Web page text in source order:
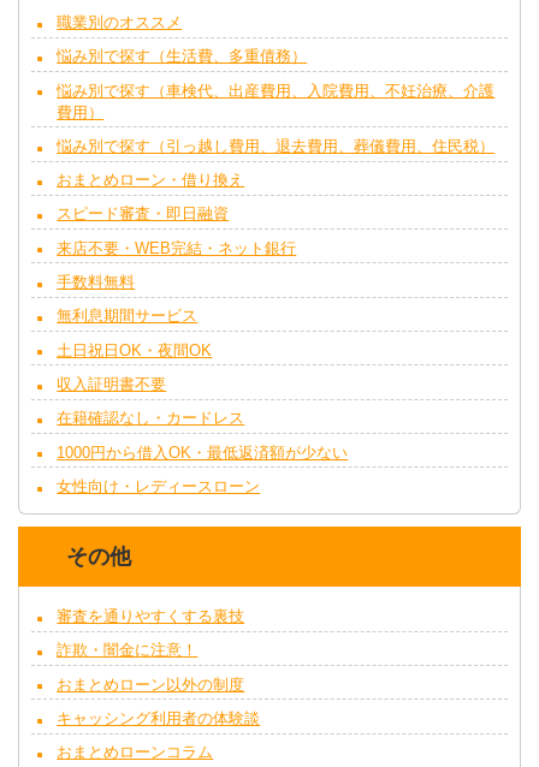
職業別のオススメ
悩み別で探す（生活費、多重債務）
悩み別で探す（車検代、出産費用、入院費用、不妊治療、介護
費用）
悩み別で探す（引っ越し費用、退去費用、葬儀費用、住民税）
おまとめローン・借り換え
スピード審査・即日融資
来店不要・WEB完結・ネット銀行
手数料無料
無利息期間サービス
土日祝日OK・夜間OK
収入証明書不要
在籍確認なし・カードレス
1000円から借入OK・最低返済額が少ない
女性向け・レディースローン
その他
審査を通りやすくする裏技
詐欺・闇金に注意！
おまとめローン以外の制度
キャッシング利用者の体験談
おまとめローンコラム